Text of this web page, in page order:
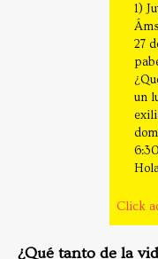
1)
27
un
Click
¿Qué tanto de la